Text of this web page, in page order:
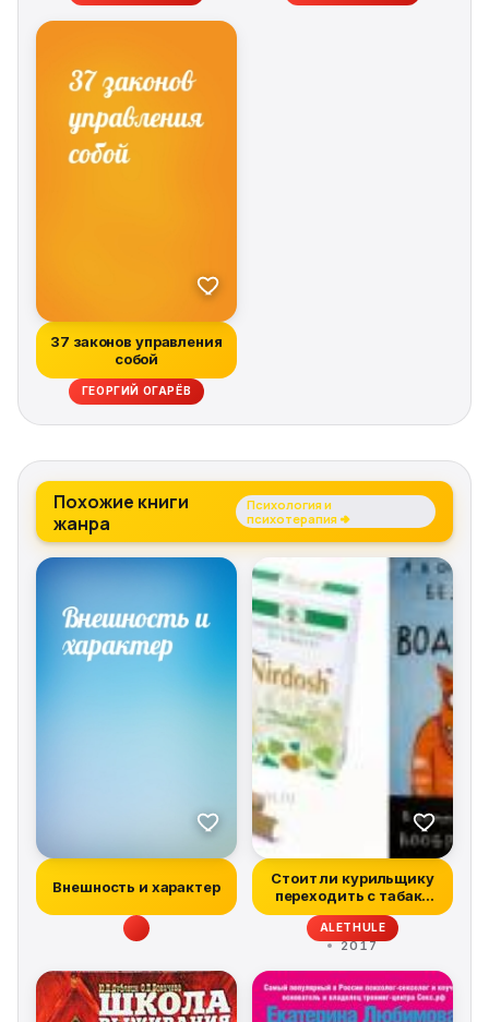
37 законов управления
собой
ГЕОРГИЙ ОГАРЁВ
Похожие книги
жанра
Психология и
психотерапия →
Внешность и характер
Стоит ли курильщику
переходить с табака
на электро...
ALETHULE
2017